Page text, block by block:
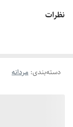
دستبند قابل تنظیم:
نظرات
دسته‌بندی: مردانه